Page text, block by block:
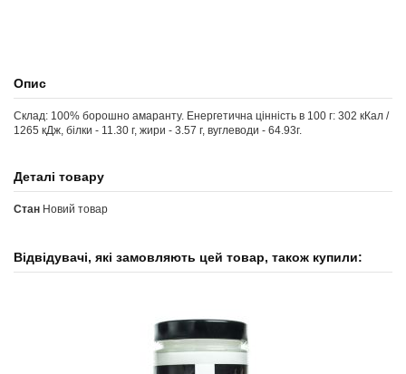
Опис
Склад: 100% борошно амаранту. Енергетична цінність в 100 г: 302 кКал /
1265 кДж, білки - 11.30 г, жири - 3.57 г, вуглеводи - 64.93г.
Деталі товару
Стан Новий товар
Відвідувачі, які замовляють цей товар, також купили: